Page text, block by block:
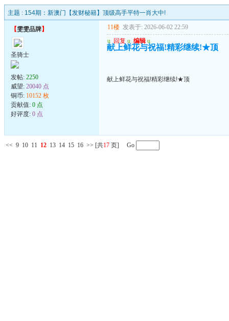
主题 : 154期：新澳门【发财秘籍】顶级高手平特一肖大中!
【雯雯品牌】
圣骑士
发帖: 2250
威望: 20040 点
铜币: 10152 枚
贡献值: 0 点
好评度: 0 点
11楼 发表于: 2026-06-02 22:59
u 回复 u 编辑 u
献上鲜花与祝福!精彩继续!★顶
献上鲜花与祝福!精彩继续!★顶
<< 9 10 11 12 13 14 15 16 >> [共17 页] Go